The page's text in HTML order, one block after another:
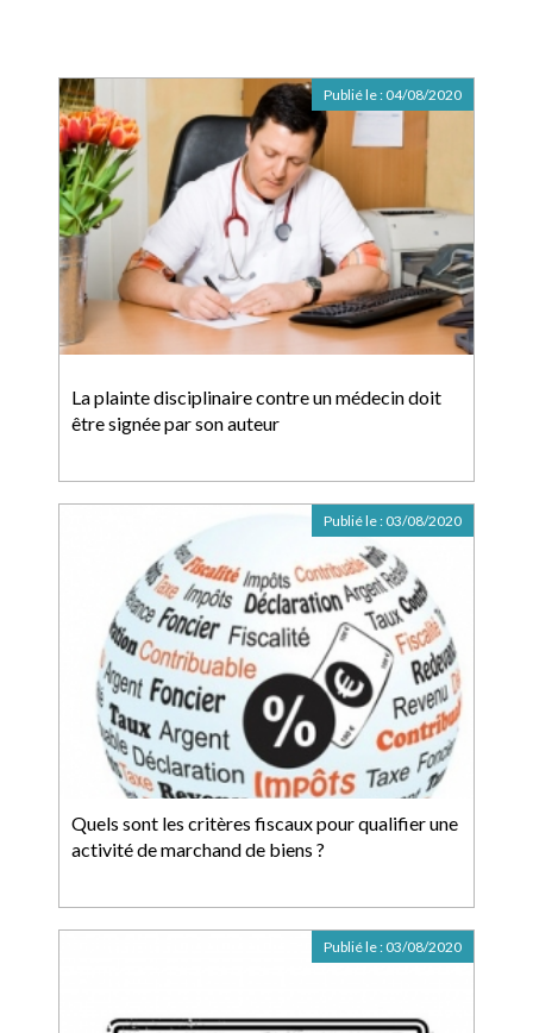
La plainte disciplinaire contre un médecin doit
être signée par son auteur
Publié le : 04/08/2020
Quels sont les critères fiscaux pour qualifier une
activité de marchand de biens ?
Publié le : 03/08/2020
Publié le : 03/08/2020